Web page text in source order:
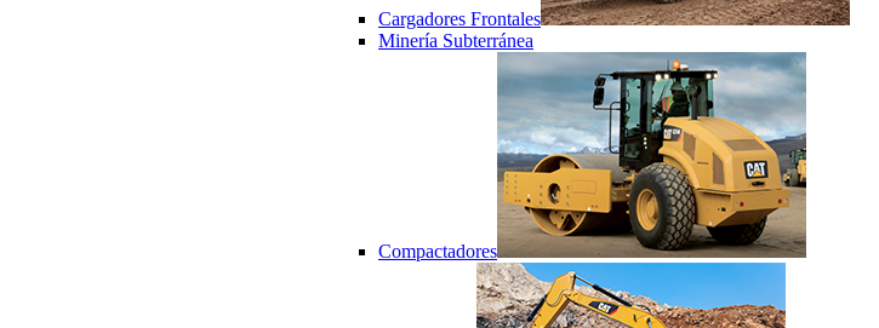
Cargadores Frontales
Minería Subterránea
Compactadores